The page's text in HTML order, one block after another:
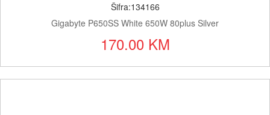
Šifra:134166
Gigabyte P650SS White 650W 80plus Silver
170.00 KM